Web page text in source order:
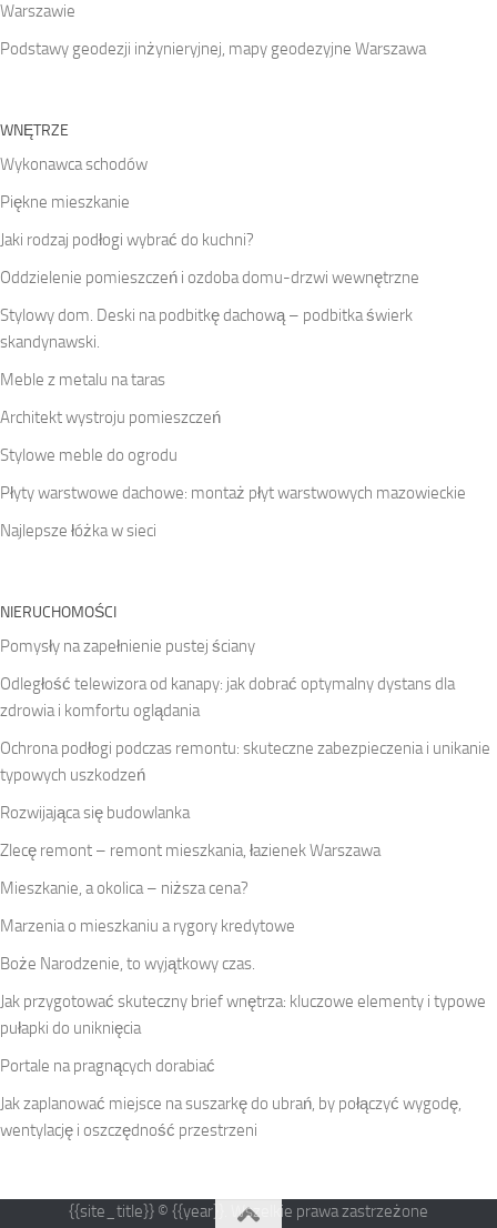
Warszawie
Podstawy geodezji inżynieryjnej, mapy geodezyjne Warszawa
WNĘTRZE
Wykonawca schodów
Piękne mieszkanie
Jaki rodzaj podłogi wybrać do kuchni?
Oddzielenie pomieszczeń i ozdoba domu-drzwi wewnętrzne
Stylowy dom. Deski na podbitkę dachową – podbitka świerk
skandynawski.
Meble z metalu na taras
Architekt wystroju pomieszczeń
Stylowe meble do ogrodu
Płyty warstwowe dachowe: montaż płyt warstwowych mazowieckie
Najlepsze łóżka w sieci
NIERUCHOMOŚCI
Pomysły na zapełnienie pustej ściany
Odległość telewizora od kanapy: jak dobrać optymalny dystans dla
zdrowia i komfortu oglądania
Ochrona podłogi podczas remontu: skuteczne zabezpieczenia i unikanie
typowych uszkodzeń
Rozwijająca się budowlanka
Zlecę remont – remont mieszkania, łazienek Warszawa
Mieszkanie, a okolica – niższa cena?
Marzenia o mieszkaniu a rygory kredytowe
Boże Narodzenie, to wyjątkowy czas.
Jak przygotować skuteczny brief wnętrza: kluczowe elementy i typowe
pułapki do uniknięcia
Portale na pragnących dorabiać
Jak zaplanować miejsce na suszarkę do ubrań, by połączyć wygodę,
wentylację i oszczędność przestrzeni
{{site_title}} © {{year}}. Wszelkie prawa zastrzeżone